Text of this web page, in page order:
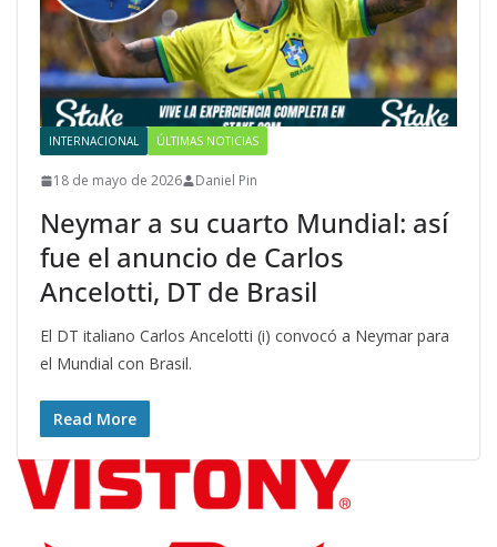
INTERNACIONAL ÚLTIMAS NOTICIAS
18 de mayo de 2026 Daniel Pin
Neymar a su cuarto Mundial: así
fue el anuncio de Carlos
Ancelotti, DT de Brasil
El DT italiano Carlos Ancelotti (i) convocó a Neymar para
el Mundial con Brasil.
Read More